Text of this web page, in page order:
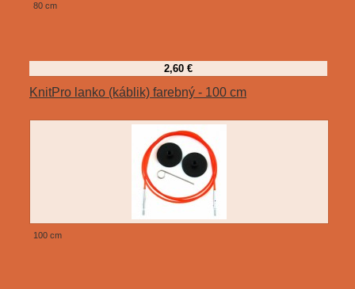
80 cm
2,60 €
KnitPro lanko (káblik) farebný - 100 cm
100 cm